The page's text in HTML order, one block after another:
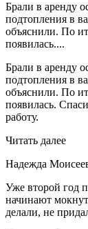
Брали в аренду
подтопления в
объяснили. По
появилась....
Брали в аренду
подтопления в
объяснили. По
появилась.
работу.
Читать далее
Надежда
Уже второй год
начинают
делали, не